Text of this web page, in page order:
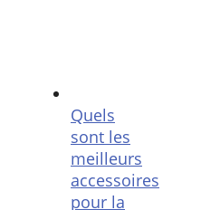
Quels
sont les
meilleurs
accessoires
pour la